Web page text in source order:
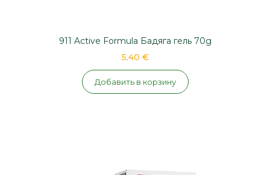
911 Active Formula Бадяга гель 70g
5,40 €
Добавить в корзину